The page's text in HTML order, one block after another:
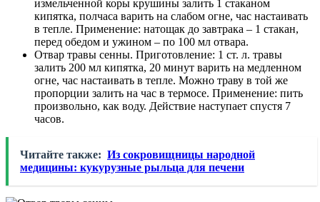
измельченной коры крушины залить 1 стаканом
кипятка, полчаса варить на слабом огне, час настаивать
в тепле. Применение: натощак до завтрака – 1 стакан,
перед обедом и ужином – по 100 мл отвара.
Отвар травы сенны. Приготовление: 1 ст. л. травы
залить 200 мл кипятка, 20 минут варить на медленном
огне, час настаивать в тепле. Можно траву в той же
пропорции залить на час в термосе. Применение: пить
произвольно, как воду. Действие наступает спустя 7
часов.
Читайте также: Из сокровищницы народной
медицины: кукурузные рыльца для печени